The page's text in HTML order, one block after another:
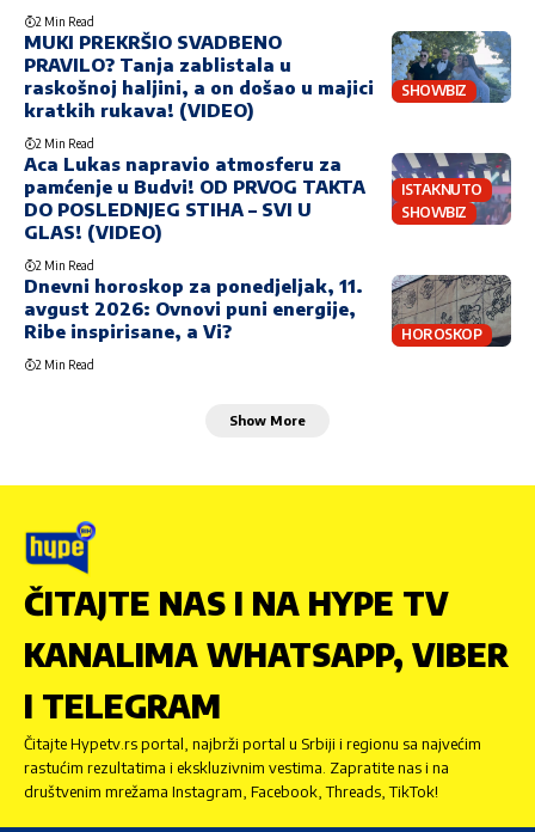
2 Min Read
SHOWBIZ
MUKI PREKRŠIO SVADBENO
PRAVILO? Tanja zablistala u
raskošnoj haljini, a on došao u majici
kratkih rukava! (VIDEO)
2 Min Read
ISTAKNUTO
SHOWBIZ
Aca Lukas napravio atmosferu za
pamćenje u Budvi! OD PRVOG TAKTA
DO POSLEDNJEG STIHA – SVI U
GLAS! (VIDEO)
2 Min Read
HOROSKOP
Dnevni horoskop za ponedjeljak, 11.
avgust 2026: Ovnovi puni energije,
Ribe inspirisane, a Vi?
2 Min Read
Show More
ČITAJTE NAS I NA HYPE TV
KANALIMA WHATSAPP, VIBER
I TELEGRAM
Čitajte Hypetv.rs portal, najbrži portal u Srbiji i regionu sa najvećim
rastućim rezultatima i ekskluzivnim vestima. Zapratite nas i na
društvenim mrežama Instagram, Facebook, Threads, TikTok!